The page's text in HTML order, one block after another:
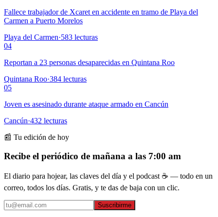
Fallece trabajador de Xcaret en accidente en tramo de Playa del
Carmen a Puerto Morelos
Playa del Carmen·583 lecturas
04
Reportan a 23 personas desaparecidas en Quintana Roo
Quintana Roo·384 lecturas
05
Joven es asesinado durante ataque armado en Cancún
Cancún·432 lecturas
📰 Tu edición de hoy
Recibe el periódico de mañana a las 7:00 am
El diario para hojear, las claves del día y el podcast ☕ — todo en un
correo, todos los días. Gratis, y te das de baja con un clic.
Suscribirme